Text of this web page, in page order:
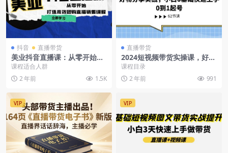
抖音 直播带货
美业抖音直播课：从零开始，
打造高效团购直播销售（无水
课程适合人群
2 年前
1.5K
直播带货
2024短视频带货实操课，好物
分享实战，小白0基础快速上
课程目录
2 年前
991
VIP VIP